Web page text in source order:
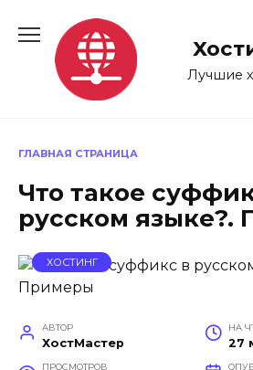
содержанию
Лучшие
ГЛАВНАЯ СТРАНИЦА
Что такое
русском языке?.
ХОСТИНГ
АВТОР
ХостМастер
НА
27
ПРОСМОТРОВ